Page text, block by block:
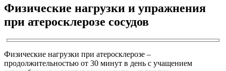
Физические нагрузки и упражнения
при атеросклерозе сосудов
Физические нагрузки при атеросклерозе –
продолжительностью от 30 минут в день с учащением